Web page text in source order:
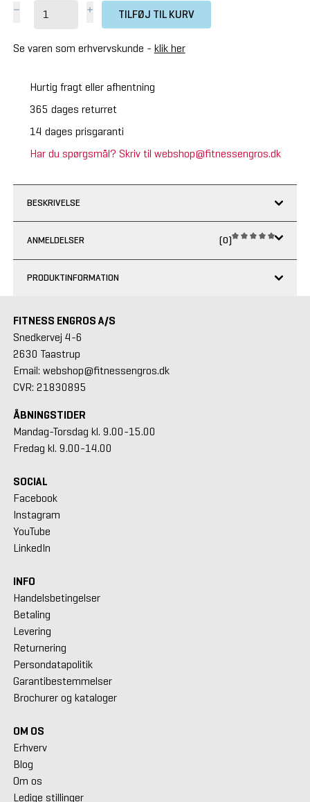
TILFØJ TIL KURV
Se varen som erhvervskunde - klik her
Hurtig fragt eller afhentning
365 dages returret
14 dages prisgaranti
Har du spørgsmål? Skriv til webshop@fitnessengros.dk
BESKRIVELSE
ANMELDELSER (0)
PRODUKTINFORMATION
FITNESS ENGROS A/S
Snedkervej 4-6
2630 Taastrup
Email: webshop@fitnessengros.dk
CVR: 21830895
ÅBNINGSTIDER
Mandag-Torsdag kl. 9.00-15.00
Fredag kl. 9.00-14.00
SOCIAL
Facebook
Instagram
YouTube
LinkedIn
INFO
Handelsbetingelser
Betaling
Levering
Returnering
Persondatapolitik
Garantibestemmelser
Brochurer og kataloger
OM OS
Erhverv
Blog
Om os
Ledige stillinger